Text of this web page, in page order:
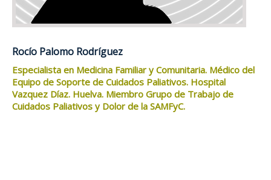
Rocío Palomo Rodríguez
Especialista en Medicina Familiar y Comunitaria. Médico del
Equipo de Soporte de Cuidados Paliativos. Hospital
Vazquez Díaz. Huelva. Miembro Grupo de Trabajo de
Cuidados Paliativos y Dolor de la SAMFyC.